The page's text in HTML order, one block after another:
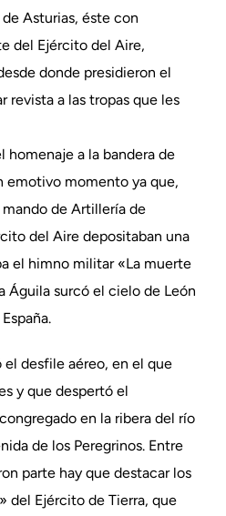
Asturias, éste con
del Ejército del Aire,
donde presidieron el
revista a las tropas que les
homenaje a la bandera de
emotivo momento ya que,
de Artillería de
del Aire depositaban una
el himno militar «La muerte
Águila surcó el cielo de León
desfile aéreo, en el que
y que despertó el
en la ribera del río
de los Peregrinos. Entre
parte hay que destacar los
del Ejército de Tierra, que